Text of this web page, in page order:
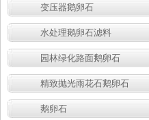
变压器鹅卵石
水处理鹅卵石滤料
园林绿化路面鹅卵石
精致抛光雨花石鹅卵石
鹅卵石